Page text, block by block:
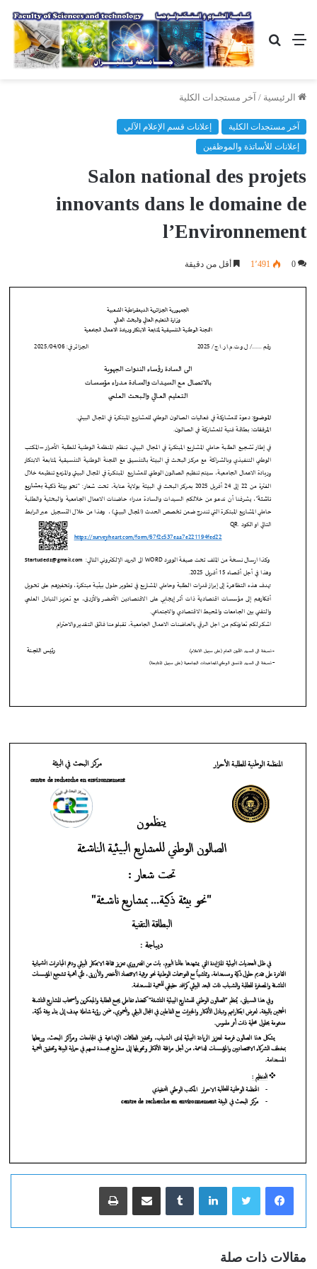
القائمة بحث
عن
الرئيسية / آخر مستجدات الكلية
آخر مستجدات الكلية
إعلانات قسم الإعلام الآلي
إعلانات للأساتذة والموظفين
Salon national des projets
innovants dans le domaine de
l’Environnement
0 1٬491 أقل من دقيقة
لينكدإن
مقالات ذات صلة